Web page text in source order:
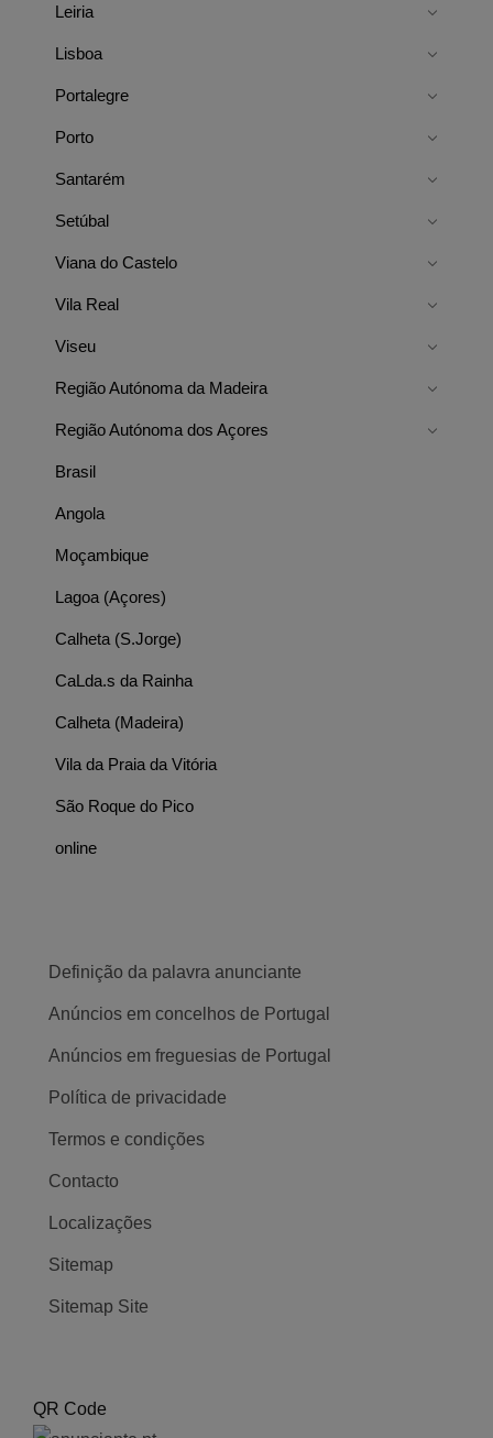
Leiria
Lisboa
Portalegre
Porto
Santarém
Setúbal
Viana do Castelo
Vila Real
Viseu
Região Autónoma da Madeira
Região Autónoma dos Açores
Brasil
Angola
Moçambique
Lagoa (Açores)
Calheta (S.Jorge)
CaLda.s da Rainha
Calheta (Madeira)
Vila da Praia da Vitória
São Roque do Pico
online
Definição da palavra anunciante
Anúncios em concelhos de Portugal
Anúncios em freguesias de Portugal
Política de privacidade
Termos e condições
Contacto
Localizações
Sitemap
Sitemap Site
QR Code